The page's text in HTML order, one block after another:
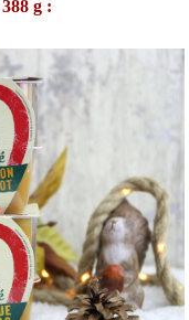
g :